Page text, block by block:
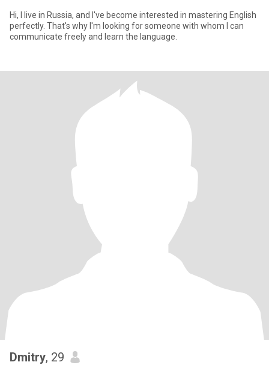
Hi, I live in Russia, and I've become interested in mastering English
perfectly. That's why I'm looking for someone with whom I can
communicate freely and learn the language.
Dmitry, 29